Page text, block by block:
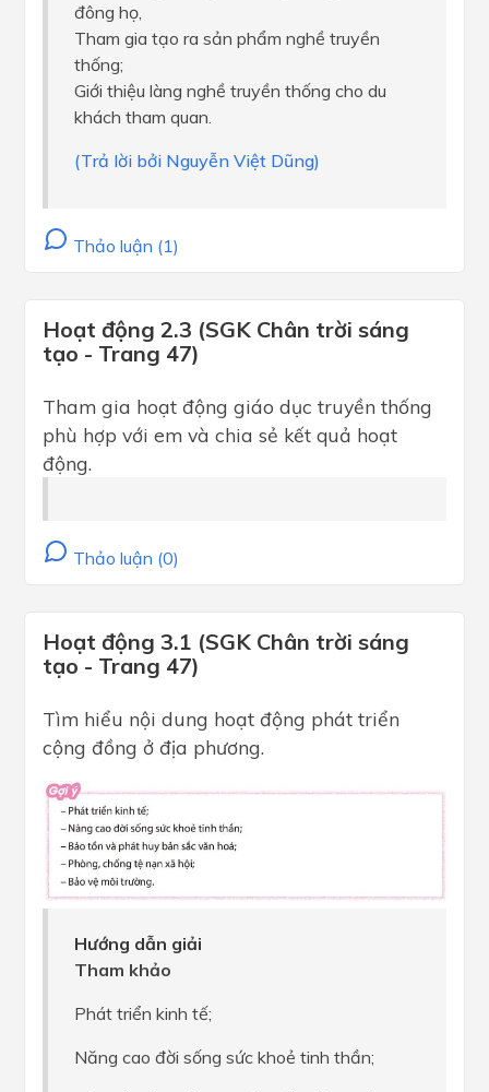
đông họ,
Tham gia tạo ra sản phẩm nghề truyền
thống;
Giới thiệu làng nghề truyền thống cho du
khách tham quan.
(Trả lời bởi Nguyễn Việt Dũng)
Thảo luận (1)
Hoạt động 2.3 (SGK Chân trời sáng
tạo - Trang 47)
Tham gia hoạt động giáo dục truyền thống
phù hợp với em và chia sẻ kết quả hoạt
động.
Thảo luận (0)
Hoạt động 3.1 (SGK Chân trời sáng
tạo - Trang 47)
Tìm hiểu nội dung hoạt động phát triển
cộng đồng ở địa phương.
Hướng dẫn giải
Tham khảo
Phát triển kinh tế;
Năng cao đời sống sức khoẻ tinh thần;